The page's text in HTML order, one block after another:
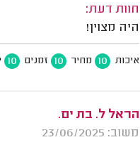
חוות דעת:
היה מצוין!
איכות 10 מחיר 10 זמנים 10
הראל ל. בת ים.
משוב: 23/06/2025